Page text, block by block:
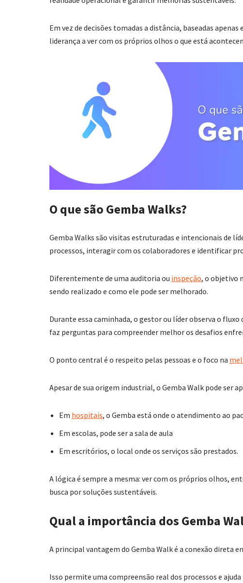
Em vez de decisões tomadas a distância, baseadas
liderança a ver com os próprios olhos o que está
O que são Gemba Walks?
Gemba Walks são visitas estruturadas e intencionais de
processos, interagir com os colaboradores e identificar
Diferentemente de uma auditoria ou inspeção, o objetivo
sendo realizado e como ele pode ser melhorado.
Durante essa caminhada, o gestor ou líder observa o
faz perguntas para compreender melhor os desafios
O ponto central é o respeito pelas pessoas e o foco na
Apesar de sua origem industrial, o Gemba Walk pode ser
Em hospitais, o Gemba está onde o atendimento ao
Em escolas, pode ser a sala de aula
Em escritórios, o local onde os serviços são prestados.
A lógica é sempre a mesma: ver com os próprios olhos,
busca por soluções sustentáveis.
Qual a importância dos Gemba
A principal vantagem do Gemba Walk é a conexão direta
Isso permite uma compreensão real dos processos e ajuda